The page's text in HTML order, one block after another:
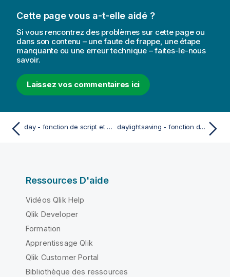
Cette page vous a-t-elle aidé ?
Si vous rencontrez des problèmes sur cette page ou
dans son contenu – une faute de frappe, une étape
manquante ou une erreur technique – faites-le-nous
savoir.
Laissez vos commentaires ici
day - fonction de script et fonction de graphique daylightsaving - fonction de script et fonction de graphique
Ressources D'aide
Vidéos Qlik Help
Qlik Developer
Formation
Apprentissage Qlik
Qlik Customer Portal
Bibliothèque des ressources